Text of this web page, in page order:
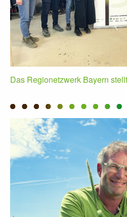
Das Regionetzwerk Bayern